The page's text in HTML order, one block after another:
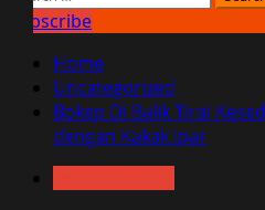
for:
Subscribe
Home
Uncategorized
Bokep Di Balik Tirai
dengan Kakak Ipar